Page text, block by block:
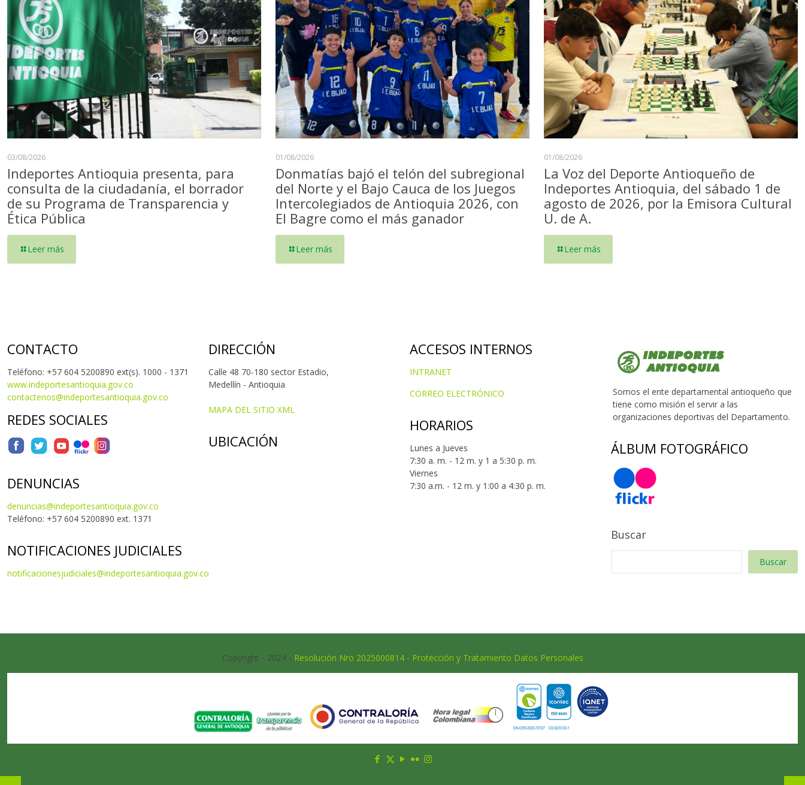
03/08/2026
Indeportes Antioquia presenta, para
consulta de la ciudadanía, el borrador
de su Programa de Transparencia y
Ética Pública
Leer más
01/08/2026
Donmatías bajó el telón del subregional
del Norte y el Bajo Cauca de los Juegos
Intercolegiados de Antioquia 2026, con
El Bagre como el más ganador
Leer más
01/08/2026
La Voz del Deporte Antioqueño de
Indeportes Antioquia, del sábado 1 de
agosto de 2026, por la Emisora Cultural
U. de A.
Leer más
CONTACTO
Teléfono: +57 604 5200890 ext(s). 1000 - 1371
www.indeportesantioquia.gov.co
contactenos@indeportesantioquia.gov.co
REDES SOCIALES
DENUNCIAS
denuncias@indeportesantioquia.gov.co
Teléfono: +57 604 5200890 ext. 1371
NOTIFICACIONES JUDICIALES
notificacionesjudiciales@indeportesantioquia.gov.co
DIRECCIÓN
Calle 48 70-180 sector Estadio,
Medellín - Antioquia
MAPA DEL SITIO XML
UBICACIÓN
ACCESOS INTERNOS
INTRANET
CORREO ELECTRÓNICO
HORARIOS
Lunes a Jueves
7:30 a. m. - 12 m. y 1 a 5:30 p. m.
Viernes
7:30 a.m. - 12 m. y 1:00 a 4:30 p. m.
Somos el ente departamental antioqueño que
tiene como misión el servir a las
organizaciones deportivas del Departamento.
ÁLBUM FOTOGRÁFICO
Buscar
Buscar
Copyright - 2024 - Resolución Nro 2025000814 - Protección y Tratamiento Datos Personales